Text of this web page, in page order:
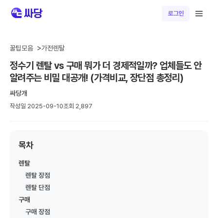
로그인
휴대폰위키
휴대폰 개통 안면인증 시행, 바뀐 본인확인 절차 가이드
휴대폰 개통 안면인증 시행, 바뀐 본인확인 절차 가이드 2026년 7
휴대폰 성지 완전정복: 온라인 vs 오프라인 비교
꿀팁모음 가전렌탈
정수기 렌탈 vs 구매 뭐가 더 경제적일까? 업체들도 안
알려주는 비밀 대공개! (가격비교, 장단점 총정리)
싸당개
작성일 2025-09-10조회 2,897
목차
렌탈
렌탈 장점
렌탈 단점
구매
구매 장점